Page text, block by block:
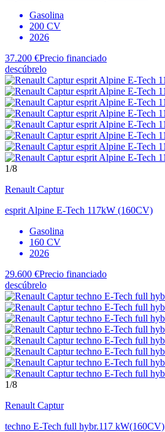
Gasolina
200 CV
2026
37.200 €Precio financiado
descúbrelo
1/8
Renault Captur
esprit Alpine E-Tech 117kW (160CV)
Gasolina
160 CV
2026
29.600 €Precio financiado
descúbrelo
1/8
Renault Captur
techno E-Tech full hybr.117 kW(160CV)